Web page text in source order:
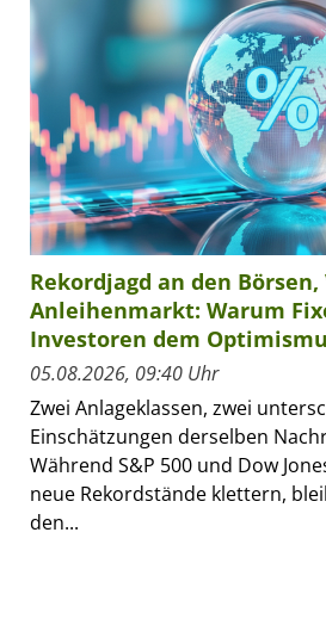
Rekordjagd an den
Anleihenmarkt: Warum
Investoren dem
05.08.2026, 09:40 Uhr
Zwei Anlageklassen, zwei
Einschätzungen derselben
Während S&P 500 und Dow
neue Rekordstände klettern,
den...